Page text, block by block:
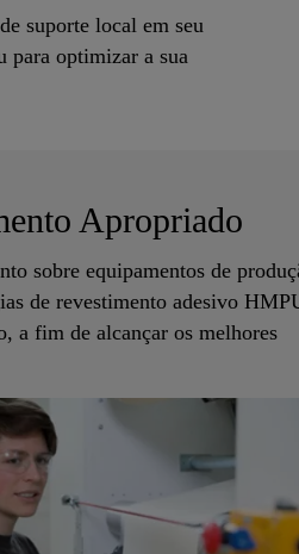
suporte local em seu
para optimizar a sua
Apropriado
sobre equipamentos de
de revestimento adesivo
a fim de alcançar os melhores